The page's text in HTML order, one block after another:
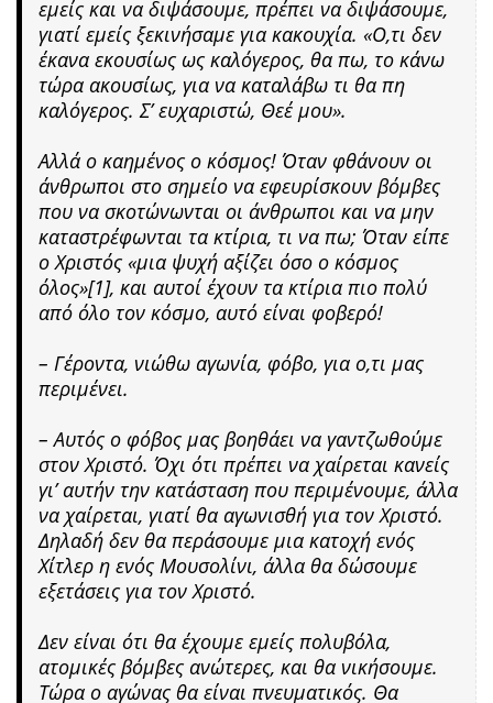
εμείς και να διψάσουμε, πρέπει να διψάσουμε,
γιατί εμείς ξεκινήσαμε για κακουχία. «Ο,τι δεν
έκανα εκουσίως ως καλόγερος, θα πω, το κάνω
τώρα ακουσίως, για να καταλάβω τι θα πη
καλόγερος. Σ’ ευχαριστώ, Θεέ μου».
Αλλά ο καημένος ο κόσμος! Όταν φθάνουν οι
άνθρωποι στο σημείο να εφευρίσκουν βόμβες
που να σκοτώνωνται οι άνθρωποι και να μην
καταστρέφωνται τα κτίρια, τι να πω; Όταν είπε
ο Χριστός «μια ψυχή αξίζει όσο ο κόσμος
όλος»[1], και αυτοί έχουν τα κτίρια πιο πολύ
από όλο τον κόσμο, αυτό είναι φοβερό!
– Γέροντα, νιώθω αγωνία, φόβο, για ο,τι μας
περιμένει.
– Αυτός ο φόβος μας βοηθάει να γαντζωθούμε
στον Χριστό. Όχι ότι πρέπει να χαίρεται κανείς
γι’ αυτήν την κατάσταση που περιμένουμε, άλλα
να χαίρεται, γιατί θα αγωνισθή για τον Χριστό.
Δηλαδή δεν θα περάσουμε μια κατοχή ενός
Χίτλερ η ενός Μουσολίνι, άλλα θα δώσουμε
εξετάσεις για τον Χριστό.
Δεν είναι ότι θα έχουμε εμείς πολυβόλα,
ατομικές βόμβες ανώτερες, και θα νικήσουμε.
Τώρα ο αγώνας θα είναι πνευματικός. Θα